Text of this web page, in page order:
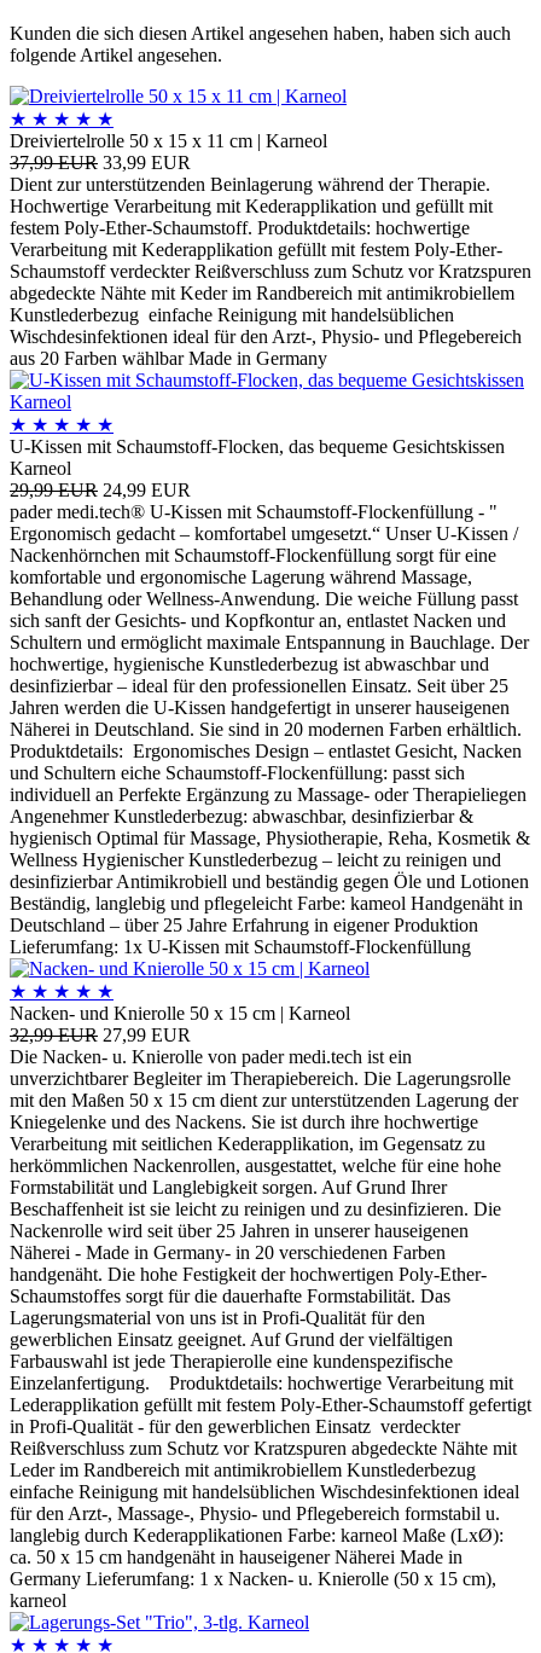
Kunden die sich diesen Artikel angesehen haben, haben sich auch
folgende Artikel angesehen.
★ ★ ★ ★ ★
Dreiviertelrolle 50 x 15 x 11 cm | Karneol
37,99 EUR 33,99 EUR
Dient zur unterstützenden Beinlagerung während der Therapie.
Hochwertige Verarbeitung mit Kederapplikation und gefüllt mit
festem Poly-Ether-Schaumstoff. Produktdetails: hochwertige
Verarbeitung mit Kederapplikation gefüllt mit festem Poly-Ether-
Schaumstoff verdeckter Reißverschluss zum Schutz vor Kratzspuren
abgedeckte Nähte mit Keder im Randbereich mit antimikrobiellem
Kunstlederbezug einfache Reinigung mit handelsüblichen
Wischdesinfektionen ideal für den Arzt-, Physio- und Pflegebereich
aus 20 Farben wählbar Made in Germany
★ ★ ★ ★ ★
U-Kissen mit Schaumstoff-Flocken, das bequeme Gesichtskissen
Karneol
29,99 EUR 24,99 EUR
pader medi.tech® U-Kissen mit Schaumstoff-Flockenfüllung - "
Ergonomisch gedacht – komfortabel umgesetzt.“ Unser U-Kissen /
Nackenhörnchen mit Schaumstoff-Flockenfüllung sorgt für eine
komfortable und ergonomische Lagerung während Massage,
Behandlung oder Wellness-Anwendung. Die weiche Füllung passt
sich sanft der Gesichts- und Kopfkontur an, entlastet Nacken und
Schultern und ermöglicht maximale Entspannung in Bauchlage. Der
hochwertige, hygienische Kunstlederbezug ist abwaschbar und
desinfizierbar – ideal für den professionellen Einsatz. Seit über 25
Jahren werden die U-Kissen handgefertigt in unserer hauseigenen
Näherei in Deutschland. Sie sind in 20 modernen Farben erhältlich.
Produktdetails: Ergonomisches Design – entlastet Gesicht, Nacken
und Schultern eiche Schaumstoff-Flockenfüllung: passt sich
individuell an Perfekte Ergänzung zu Massage- oder Therapieliegen
Angenehmer Kunstlederbezug: abwaschbar, desinfizierbar &
hygienisch Optimal für Massage, Physiotherapie, Reha, Kosmetik &
Wellness Hygienischer Kunstlederbezug – leicht zu reinigen und
desinfizierbar Antimikrobiell und beständig gegen Öle und Lotionen
Beständig, langlebig und pflegeleicht Farbe: kameol Handgenäht in
Deutschland – über 25 Jahre Erfahrung in eigener Produktion
Lieferumfang: 1x U-Kissen mit Schaumstoff-Flockenfüllung
★ ★ ★ ★ ★
Nacken- und Knierolle 50 x 15 cm | Karneol
32,99 EUR 27,99 EUR
Die Nacken- u. Knierolle von pader medi.tech ist ein
unverzichtbarer Begleiter im Therapiebereich. Die Lagerungsrolle
mit den Maßen 50 x 15 cm dient zur unterstützenden Lagerung der
Kniegelenke und des Nackens. Sie ist durch ihre hochwertige
Verarbeitung mit seitlichen Kederapplikation, im Gegensatz zu
herkömmlichen Nackenrollen, ausgestattet, welche für eine hohe
Formstabilität und Langlebigkeit sorgen. Auf Grund Ihrer
Beschaffenheit ist sie leicht zu reinigen und zu desinfizieren. Die
Nackenrolle wird seit über 25 Jahren in unserer hauseigenen
Näherei - Made in Germany- in 20 verschiedenen Farben
handgenäht. Die hohe Festigkeit der hochwertigen Poly-Ether-
Schaumstoffes sorgt für die dauerhafte Formstabilität. Das
Lagerungsmaterial von uns ist in Profi-Qualität für den
gewerblichen Einsatz geeignet. Auf Grund der vielfältigen
Farbauswahl ist jede Therapierolle eine kundenspezifische
Einzelanfertigung. Produktdetails: hochwertige Verarbeitung mit
Lederapplikation gefüllt mit festem Poly-Ether-Schaumstoff gefertigt
in Profi-Qualität - für den gewerblichen Einsatz verdeckter
Reißverschluss zum Schutz vor Kratzspuren abgedeckte Nähte mit
Leder im Randbereich mit antimikrobiellem Kunstlederbezug
einfache Reinigung mit handelsüblichen Wischdesinfektionen ideal
für den Arzt-, Massage-, Physio- und Pflegebereich formstabil u.
langlebig durch Kederapplikationen Farbe: karneol Maße (LxØ):
ca. 50 x 15 cm handgenäht in hauseigener Näherei Made in
Germany Lieferumfang: 1 x Nacken- u. Knierolle (50 x 15 cm),
karneol
★ ★ ★ ★ ★